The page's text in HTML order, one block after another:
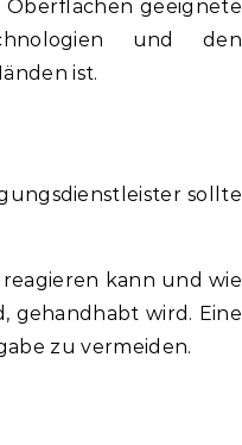
geeignete
und den
ist.
sollte
kann und wie
gehandhabt wird. Eine
zu vermeiden.